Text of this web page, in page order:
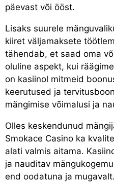
päevast või ööst.
Lisaks suurele
kiiret väljamaksete
tähendab, et saad oma
oluline aspekt, kui
on kasiinol mitmeid
keerutused ja
mängimise võimalusi ja
Olles keskendunud
Smokace Casino ka
alati valmis aitama.
ja nauditav
end oodatuna ja